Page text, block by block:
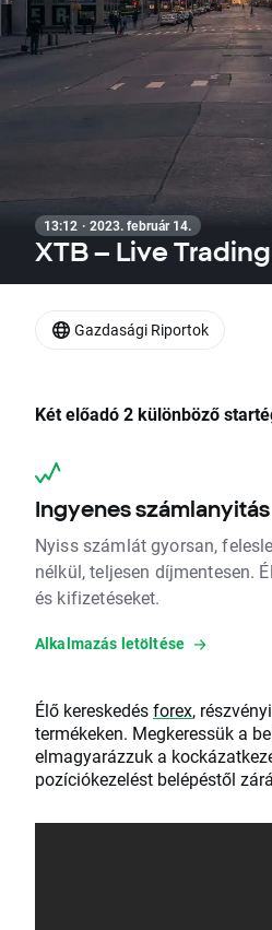
13:12 · 2023. február 14.
XTB – Live
Két előadó 2 különböző
Ingyenes számlanyitás
Nyiss számlát gyorsan,
nélkül, teljesen díjmentesen.
és kifizetéseket.
Alkalmazás letöltése
Élő kereskedésforex,
termékeken. Megkeressük a
elmagyarázzuk a
pozíciókezelést belépéstől
Gazdasági Riportok